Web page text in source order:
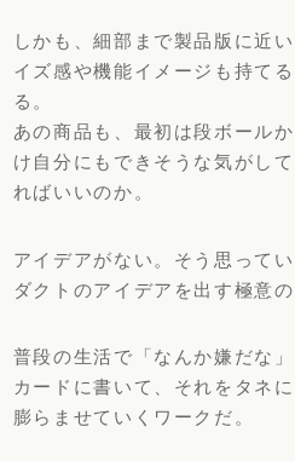
しかも、細部まで製品版に近
イズ感や機能イメージも持て
る。
あの商品も、最初は段ボール
け自分にもできそうな気がし
ればいいのか。
アイデアがない。そう思って
ダクトのアイデアを出す極意の
普段の生活で「なんか嫌だな
カードに書いて、それをタネ
膨らませていくワークだ。